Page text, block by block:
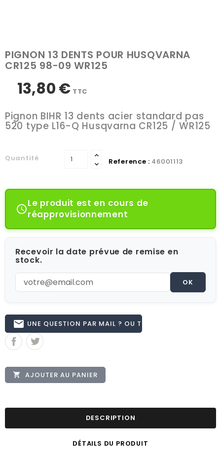
PIGNON 13 DENTS POUR HUSQVARNA
CR125 98-09 WR125
13,80 € TTC
Pignon BIHR 13 dents acier standard pas
520 type L16-Q Husqvarna CR125 / WR125
Quantité Reference : 46001113
Le produit est en cours de
réapprovisionnement
Recevoir la date prévue de remise en
stock.
OK
email UNE QUESTION PAR MAIL ? OU TÉL 02.51.62.16.59
 AJOUTER AU PANIER
DESCRIPTION
DÉTAILS DU PRODUIT